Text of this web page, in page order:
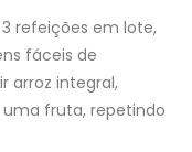
refeições em lote,
fáceis de
arroz integral,
fruta, repetindo